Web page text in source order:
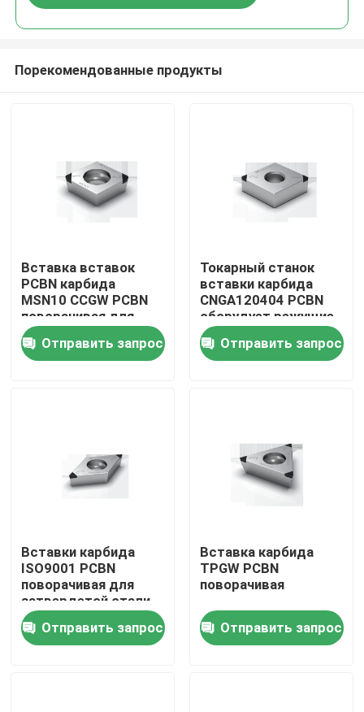
Продукция
О Компании
Новости
Все случаи
Порекомендованные продукты
Вставка вставок
PCBN карбида
MSN10 CCGW PCBN
поворачивая для
порошковых
металлургий
Отправить запрос
Токарный станок
вставки карбида
CNGA120404 PCBN
оборудует режущие
инструменты
WORLDIA для литого
железа
Отправить запрос
Вставки карбида
ISO9001 PCBN
поворачивая для
затвердетой стали
Отправить запрос
Вставка карбида
TPGW PCBN
поворачивая
Отправить запрос